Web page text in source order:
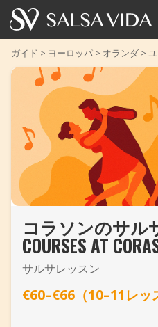
ホーム
イベント
ニュース
記事
動画
サルサ用語集
TuneTempo
ガイド > ヨーロッパ > オランダ >
コラソンのサル
COURSES AT
サルサレッスン
€60–€66（10–11レッ